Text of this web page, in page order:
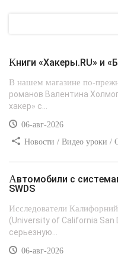
Книги «Хакеры.RU» и
В нашем магазине по-
романов Валентина
хакер» с...
06-авг-2026
Новости / Видео уроки /
Автомобили с системами безопасности KARR и
SWDS
Исследователи
(University of California San
серьезную...
06-авг-2026